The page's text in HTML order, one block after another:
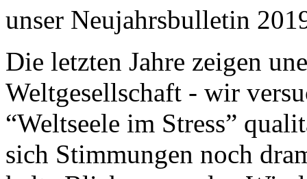
unser Neujahrsbulletin
Die letzten Jahre zeigen
Weltgesellschaft - wir
“Weltseele im Stress”
sich Stimmungen noch